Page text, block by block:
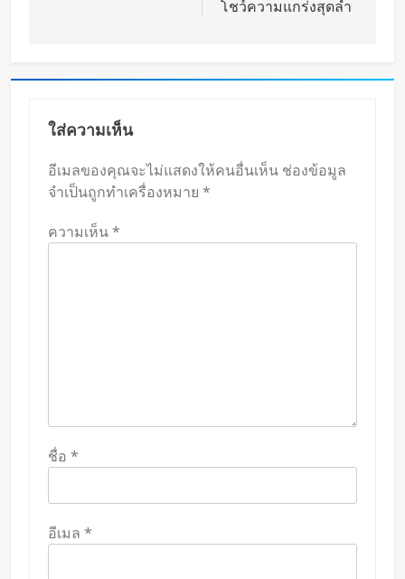
โชว์ความแกร่งสุดล้ำ
ใส่ความเห็น
อีเมลของคุณจะไม่แสดงให้คนอื่นเห็น ช่องข้อมูล
จำเป็นถูกทำเครื่องหมาย *
ความเห็น*
ชื่อ *
อีเมล *